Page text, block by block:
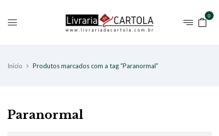
0
Início Produtos marcados com a tag “Paranormal”
Paranormal